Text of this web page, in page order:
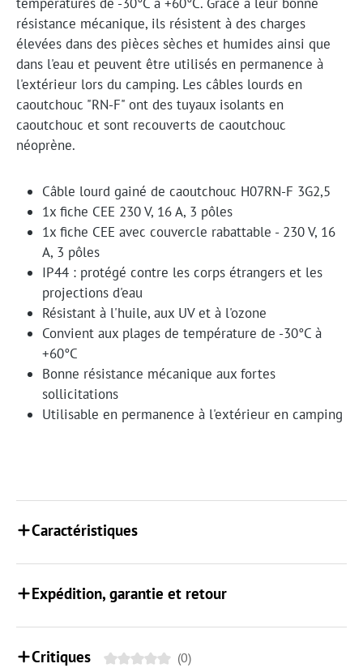
résistance mécanique, ils résistent à des charges
élevées dans des pièces sèches et humides ainsi que
dans l'eau et peuvent être utilisés en permanence à
l'extérieur lors du camping. Les câbles lourds en
caoutchouc "RN-F" ont des tuyaux isolants en
caoutchouc et sont recouverts de caoutchouc
néoprène.
Câble lourd gainé de caoutchouc H07RN-F 3G2,5
1x fiche CEE 230 V, 16 A, 3 pôles
1x fiche CEE avec couvercle rabattable - 230 V, 16
A, 3 pôles
IP44 : protégé contre les corps étrangers et les
projections d'eau
Résistant à l'huile, aux UV et à l'ozone
Convient aux plages de température de -30°C à
+60°C
Bonne résistance mécanique aux fortes
sollicitations
Utilisable en permanence à l'extérieur en camping
Caractéristiques
Expédition, garantie et retour
Critiques (0)